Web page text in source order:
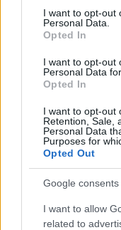
consent section.
I want to opt-out
Personal Data.
Opted In
I want to opt-out
Personal Data
Opted In
I want to opt-out
Retention, Sale,
Personal Data
Purposes for
Opted Out
Google consents
I want to allow
related to
ΓΙΑ
ΤΟ